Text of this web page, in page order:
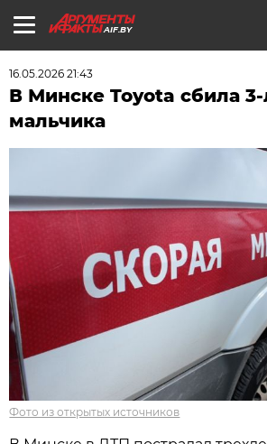
AIF.BY
16.05.2026 21:43
В Минске Toyota сбила 3-
мальчика
Фото из открытых источников